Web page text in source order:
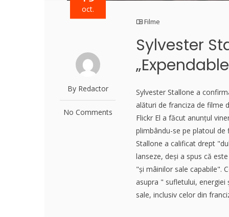
oct.
By Redactor
No Comments
Filme
Sylvester
Sylvester Stallone a
alături de franciza de filme
Flickr El a făcut anunțul
plimbându-se pe platoul de
Stallone a calificat drept
lanseze, deși a spus că
"și mâinilor sale capabile".
asupra " sufletului,
sale, inclusiv celor din